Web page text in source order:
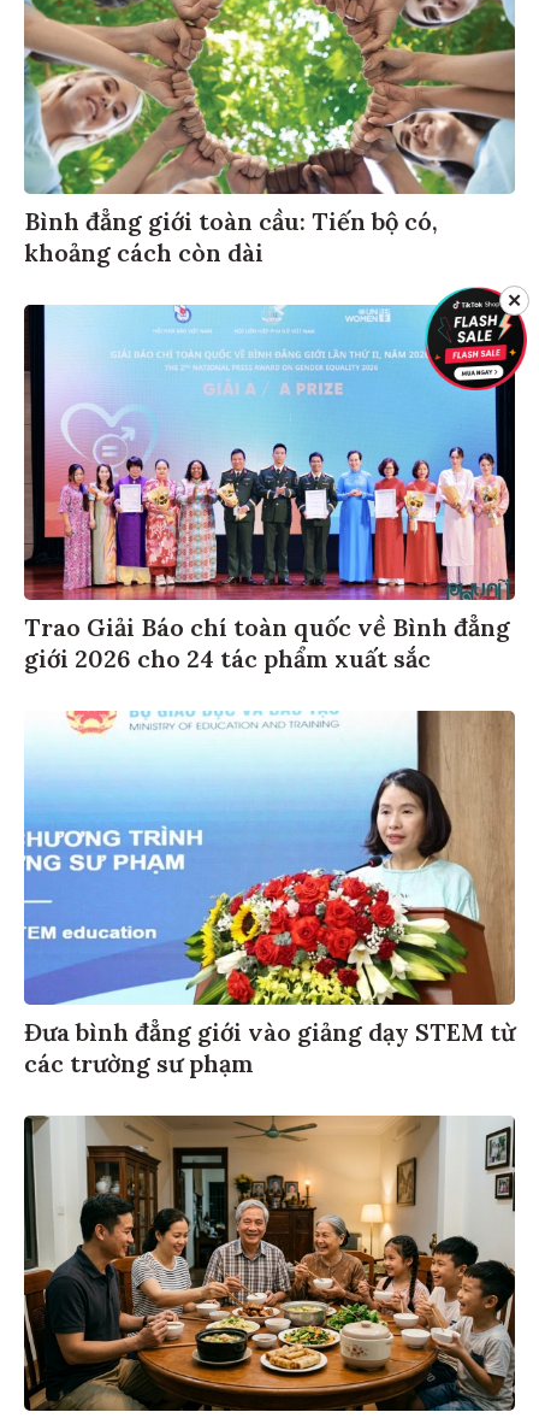
Bình đẳng giới toàn cầu: Tiến bộ có,
khoảng cách còn dài
Trao Giải Báo chí toàn quốc về Bình đẳng
giới 2026 cho 24 tác phẩm xuất sắc
Đưa bình đẳng giới vào giảng dạy STEM từ
các trường sư phạm
✕